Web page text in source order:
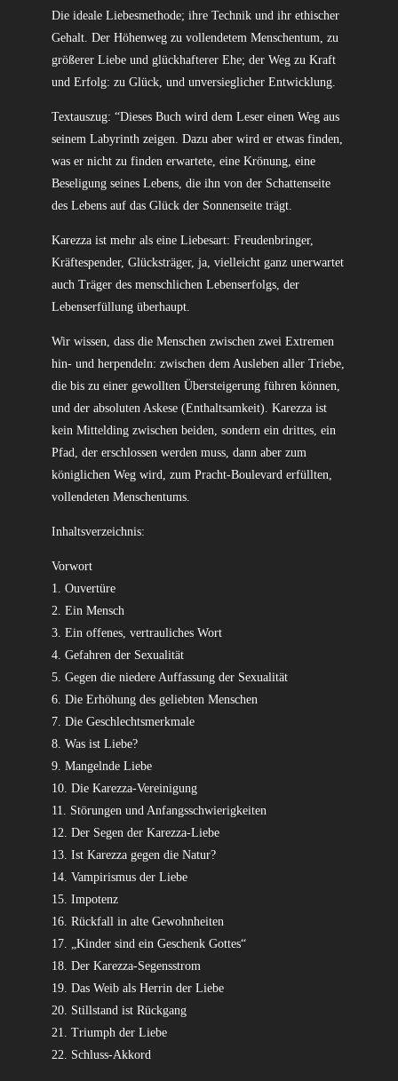
Die ideale Liebesmethode; ihre Technik und ihr ethischer
Gehalt. Der Höhenweg zu vollendetem Menschentum, zu
größerer Liebe und glückhafterer Ehe; der Weg zu Kraft
und Erfolg: zu Glück, und unversieglicher Entwicklung.
Textauszug: “Dieses Buch wird dem Leser einen Weg aus
seinem Labyrinth zeigen. Dazu aber wird er etwas finden,
was er nicht zu finden erwartete, eine Krönung, eine
Beseligung seines Lebens, die ihn von der Schattenseite
des Lebens auf das Glück der Sonnenseite trägt.
Karezza ist mehr als eine Liebesart: Freudenbringer,
Kräftespender, Glücksträger, ja, vielleicht ganz unerwartet
auch Träger des menschlichen Lebenserfolgs, der
Lebenserfüllung überhaupt.
Wir wissen, dass die Menschen zwischen zwei Extremen
hin- und herpendeln: zwischen dem Ausleben aller Triebe,
die bis zu einer gewollten Übersteigerung führen können,
und der absoluten Askese (Enthaltsamkeit). Karezza ist
kein Mittelding zwischen beiden, sondern ein drittes, ein
Pfad, der erschlossen werden muss, dann aber zum
königlichen Weg wird, zum Pracht-Boulevard erfüllten,
vollendeten Menschentums.
Inhaltsverzeichnis:
Vorwort
1. Ouvertüre
2. Ein Mensch
3. Ein offenes, vertrauliches Wort
4. Gefahren der Sexualität
5. Gegen die niedere Auffassung der Sexualität
6. Die Erhöhung des geliebten Menschen
7. Die Geschlechtsmerkmale
8. Was ist Liebe?
9. Mangelnde Liebe
10. Die Karezza-Vereinigung
11. Störungen und Anfangsschwierigkeiten
12. Der Segen der Karezza-Liebe
13. Ist Karezza gegen die Natur?
14. Vampirismus der Liebe
15. Impotenz
16. Rückfall in alte Gewohnheiten
17. „Kinder sind ein Geschenk Gottes“
18. Der Karezza-Segensstrom
19. Das Weib als Herrin der Liebe
20. Stillstand ist Rückgang
21. Triumph der Liebe
22. Schluss-Akkord